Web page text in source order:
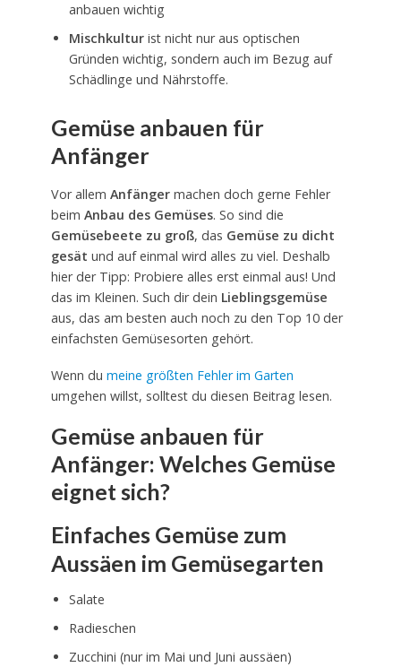
anbauen wichtig
Mischkultur ist nicht nur aus optischen
Gründen wichtig, sondern auch im Bezug auf
Schädlinge und Nährstoffe.
Gemüse anbauen für
Anfänger
Vor allem Anfängermachen doch gerne Fehler
beim Anbau des Gemüses. So sind die
Gemüsebeete zu groß, das Gemüse zu dicht
gesät und auf einmal wird alles zu viel. Deshalb
hier der Tipp: Probiere alles erst einmal aus! Und
das im Kleinen. Such dir dein Lieblingsgemüse
aus, das am besten auch noch zu den Top 10 der
einfachsten Gemüsesorten gehört.
Wenn du meine größten Fehler im Garten
umgehen willst, solltest du diesen Beitrag lesen.
Gemüse anbauen für
Anfänger: Welches Gemüse
eignet sich?
Einfaches Gemüse zum
Aussäen im Gemüsegarten
Salate
Radieschen
Zucchini (nur im Mai und Juni aussäen)